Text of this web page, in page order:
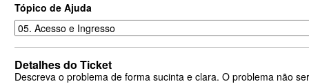
Tópico de Ajuda
Detalhes do Ticket
Descreva o problema de forma sucinta e clara. O problema não